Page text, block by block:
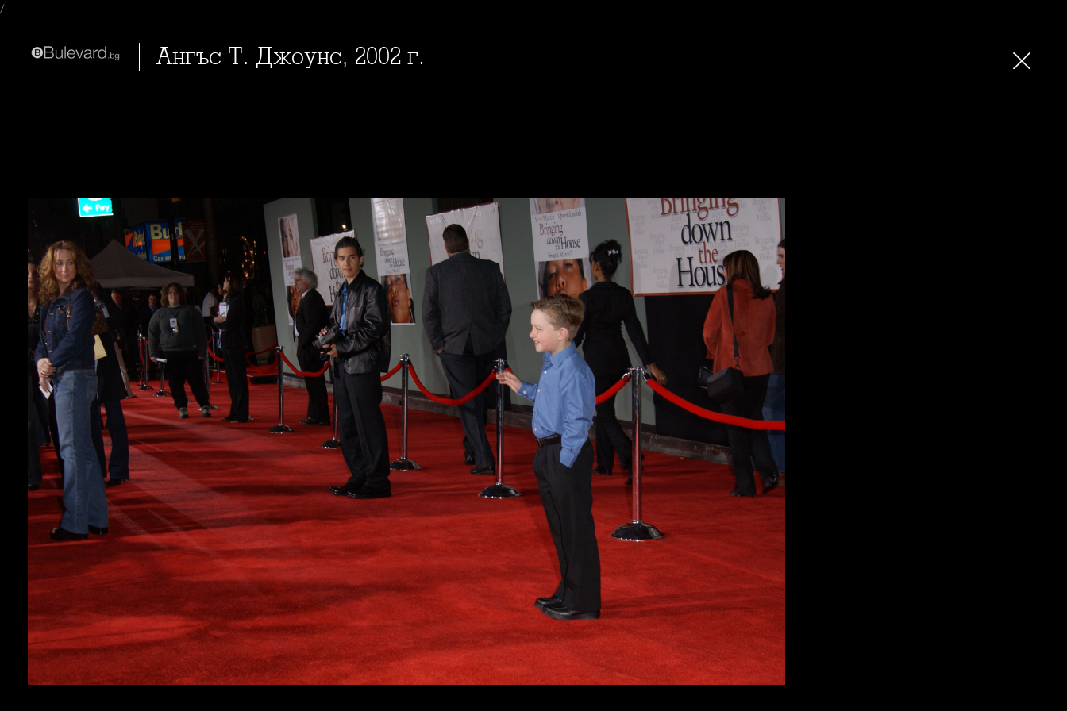
/
Ангъс Т. Джоунс, 2002 г.